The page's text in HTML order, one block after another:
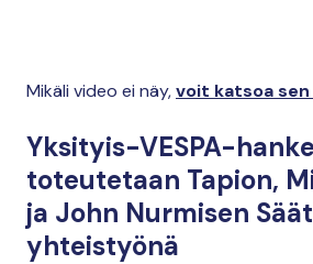
Mikäli video ei näy,voit katsoa
Yksityis-VESPA-hanke
toteutetaan Tapion,
ja John Nurmisen
yhteistyönä